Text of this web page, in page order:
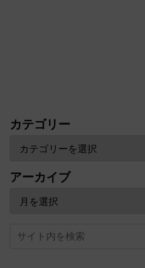
カテゴリー
アーカイブ